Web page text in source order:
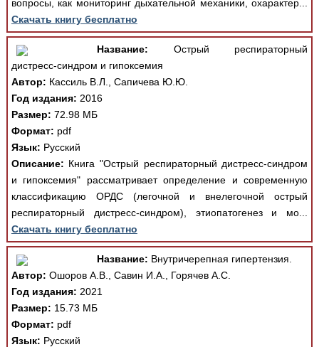
вопросы, как мониторинг дыхательной механики, охарактер...
Скачать книгу бесплатно
Название: Острый респираторный
дистресс-синдром и гипоксемия
Автор: Кассиль В.Л., Сапичева Ю.Ю.
Год издания: 2016
Размер: 72.98 МБ
Формат: pdf
Язык: Русский
Описание: Книга "Острый респираторный дистресс-синдром
и гипоксемия" рассматривает определение и современную
классификацию ОРДС (легочной и внелегочной острый
респираторный дистресс-синдром), этиопатогенез и мо...
Скачать книгу бесплатно
Название: Внутричерепная гипертензия.
Автор: Ошоров А.В., Савин И.А., Горячев А.С.
Год издания: 2021
Размер: 15.73 МБ
Формат: pdf
Язык: Русский